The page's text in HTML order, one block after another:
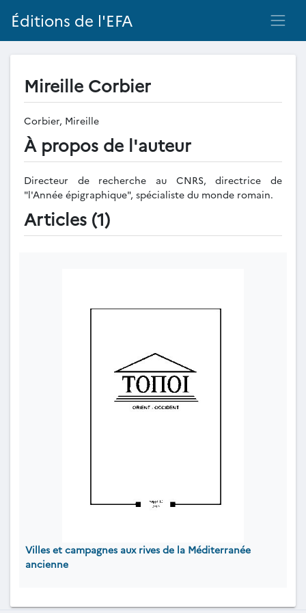
Éditions de l'EFA
Mireille Corbier
Corbier, Mireille
À propos de l'auteur
Directeur de recherche au CNRS, directrice de
"l'Année épigraphique", spécialiste du monde romain.
Articles (1)
Villes et campagnes aux rives de la Méditerranée
ancienne